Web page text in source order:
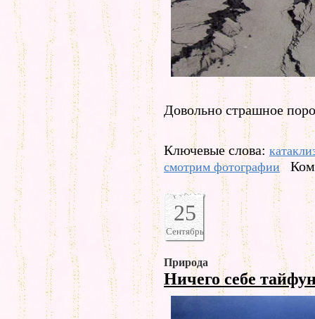
Довольно страшное
Ключевые слова:
смотрим фотографии
25
Сентябрь
Природа
Ничего себе